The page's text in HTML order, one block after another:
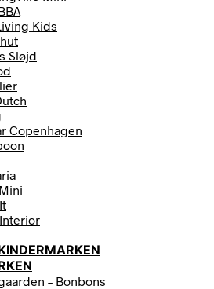
Kids
Sløjd
Copenhagen
– Bonbons